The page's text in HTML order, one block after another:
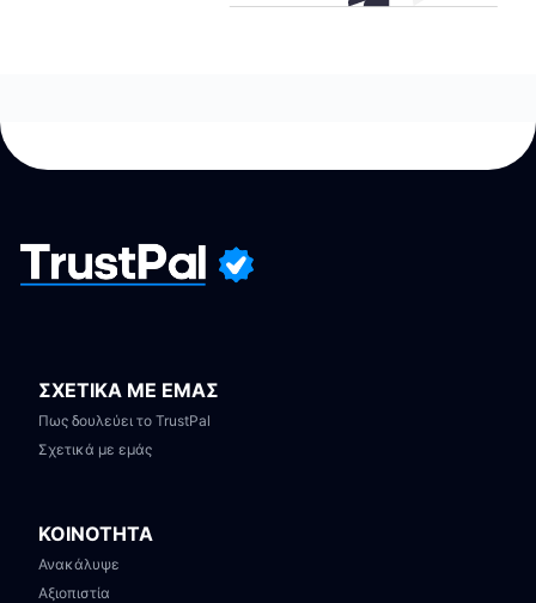
ΣΧΕΤΙΚΑ ΜΕ ΕΜΑΣ
Πως δουλεύει το TrustPal
Σχετικά με εμάς
ΚΟΙΝΟΤΗΤΑ
Ανακάλυψε
Αξιοπιστία